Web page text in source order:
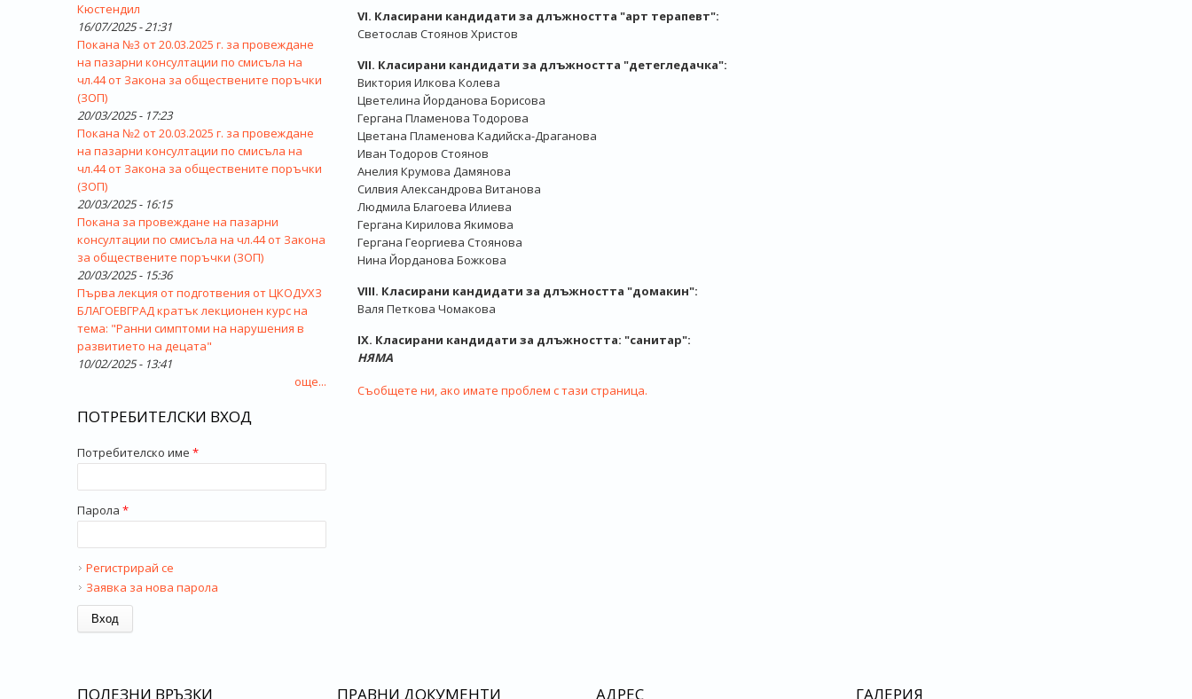
VІ. Класирани кандидати за длъжността "арт терапевт":
Светослав Стоянов Христов
VІІ. Класирани кандидати за длъжността "детегледачка":
Виктория Илкова Колева
Цветелина Йорданова Борисова
Гергана Пламенова Тодорова
Цветана Пламенова Кадийска-Драганова
Иван Тодоров Стоянов
Анелия Крумова Дамянова
Силвия Александрова Витанова
Людмила Благоева Илиева
Гергана Кирилова Якимова
Гергана Георгиева Стоянова
Нина Йорданова Божкова
VІІІ. Класирани кандидати за длъжността "домакин":
Валя Петкова Чомакова
ІХ. Класирани кандидати за длъжността: "санитар":
НЯМА
Съобщете ни, ако имате проблем с тази страница.
Кюстендил
16/07/2025 - 21:31
Покана №3 от 20.03.2025 г. за провеждане
на пазарни консултации по смисъла на
чл.44 от Закона за обществените поръчки
(ЗОП)
20/03/2025 - 17:23
Покана №2 от 20.03.2025 г. за провеждане
на пазарни консултации по смисъла на
чл.44 от Закона за обществените поръчки
(ЗОП)
20/03/2025 - 16:15
Покана за провеждане на пазарни
консултации по смисъла на чл.44 от Закона
за обществените поръчки (ЗОП)
20/03/2025 - 15:36
Първа лекция от подготвения от ЦКОДУХЗ
БЛАГОЕВГРАД кратък лекционен курс на
тема: "Ранни симптоми на нарушения в
развитието на децата"
10/02/2025 - 13:41
още...
ПОТРЕБИТЕЛСКИ ВХОД
Потребителско име *
Парола *
Регистрирай се
Заявка за нова парола
ПОЛЕЗНИ ВРЪЗКИ ПРАВНИ ДОКУМЕНТИ АДРЕС ГАЛЕРИЯ